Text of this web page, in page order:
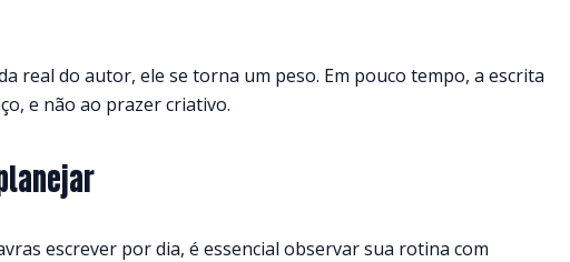
real do autor, ele se torna um peso. Em pouco tempo, a escrita
e não ao prazer criativo.
escrever por dia, é essencial observar sua rotina com